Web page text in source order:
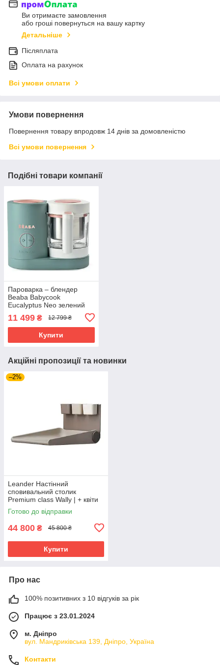
Ви отримаєте замовлення
або гроші повернуться на вашу картку
Детальніше
Післяплата
Оплата на рахунок
Всі умови оплати
Умови повернення
Повернення товару впродовж 14 днів за домовленістю
Всі умови повернення
Подібні товари компанії
Пароварка – блендер
Beaba Babycook
Eucalyptus Neo зелений
11 499 ₴ 12 799 ₴
Купити
Акційні пропозиції та новинки
–2%
Leander Настінний
сповивальний столик
Premium class Wally | + квіти
(Данія)
Готово до відправки
44 800 ₴ 45 800 ₴
Купити
Про нас
100% позитивних з 10 відгуків за рік
Працює з 23.01.2024
м. Дніпро
вул. Мандриківська 139, Дніпро, Україна
Контакти